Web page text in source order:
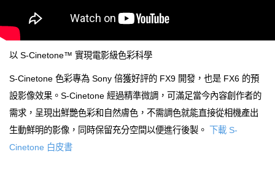
以 S-Cinetone™ 實現電影級色彩科學
S-Cinetone 色彩專為 Sony 倍獲好評的 FX9 開發，也是 FX6 的預
設影像效果。S-Cinetone 經過精準微調，可滿足當今內容創作者的
需求，呈現出鮮艷色彩和自然膚色，不需調色就能直接從相機產出
生動鮮明的影像，同時保留充分空間以便進行後製。
下載 S-
Cinetone 白皮書